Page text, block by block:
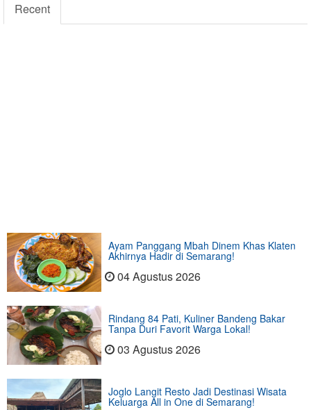
Recent
Ayam Panggang Mbah Dinem Khas Klaten
Akhirnya Hadir di Semarang!
04 Agustus 2026
Rindang 84 Pati, Kuliner Bandeng Bakar
Tanpa Duri Favorit Warga Lokal!
03 Agustus 2026
Joglo Langit Resto Jadi Destinasi Wisata
Keluarga All in One di Semarang!